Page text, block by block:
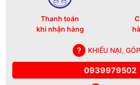
Thanh toán
khi nhận hàng
KHIẾU NẠI,
0939979502